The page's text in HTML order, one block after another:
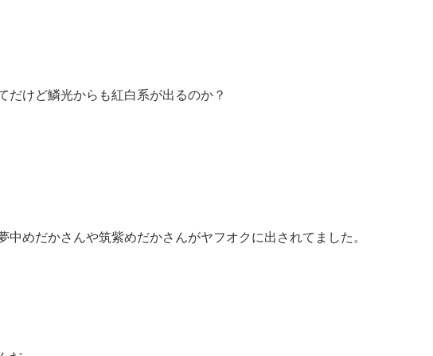
だけど鱗光からも紅白系が出るのか？
中めだかさんや筑紫めだかさんがヤフオクに出されてました。